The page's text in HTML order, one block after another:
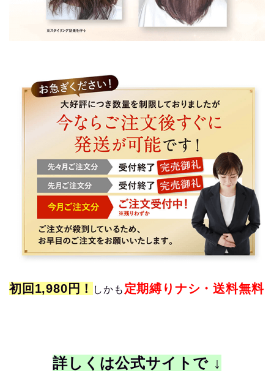
初回1,980円！ しかも 定期縛りナシ・送料無料
詳しくは公式サイトで ↓